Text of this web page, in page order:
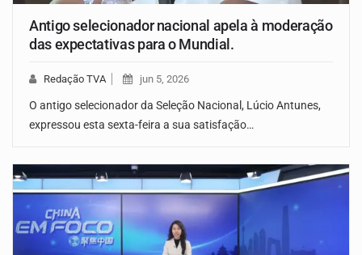
Antigo selecionador nacional apela à moderação
das expectativas para o Mundial.
Redação TVA jun 5, 2026
O antigo selecionador da Seleção Nacional, Lúcio Antunes,
expressou esta sexta-feira a sua satisfação…